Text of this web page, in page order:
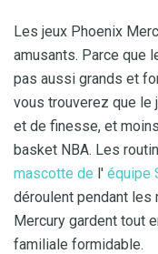
Les jeux Phoenix
amusants. Parce que
pas aussi grands et
vous trouverez que le
et de finesse, et
basket NBA. Les
mascotte de l' équipe
déroulent pendant les
Mercury gardent tout
familiale formidable.